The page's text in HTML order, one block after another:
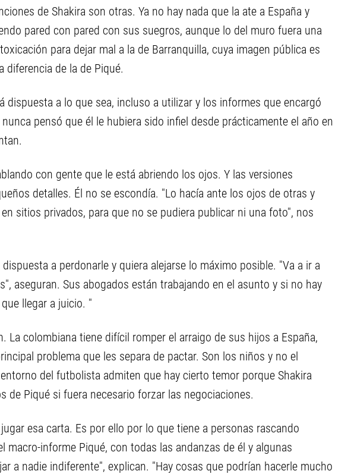
de Shakira son otras. Ya no hay nada que la ate a España y
pared con pared con sus suegros, aunque lo del muro fuera una
para dejar mal a la de Barranquilla, cuya imagen pública es
diferencia de la de Piqué.
dispuesta a lo que sea, incluso a utilizar y los informes que encargó
nunca pensó que él le hubiera sido infiel desde prácticamente el año en
con gente que le está abriendo los ojos. Y las versiones
detalles. Él no se escondía. "Lo hacía ante los ojos de otras y
sitios privados, para que no se pudiera publicar ni una foto", nos
a perdonarle y quiera alejarse lo máximo posible. "Va a ir a
aseguran. Sus abogados están trabajando en el asunto y si no hay
llegar a juicio. "
La colombiana tiene difícil romper el arraigo de sus hijos a España,
problema que les separa de pactar. Son los niños y no el
del futbolista admiten que hay cierto temor porque Shakira
de Piqué si fuera necesario forzar las negociaciones.
esa carta. Es por ello por lo que tiene a personas rascando
macro-informe Piqué, con todas las andanzas de él y algunas
a nadie indiferente", explican. "Hay cosas que podrían hacerle mucho